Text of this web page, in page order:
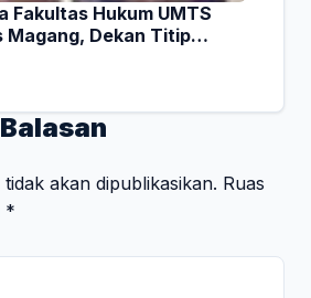
Fakultas Hukum UMTS
Magang, Dekan Titip
akan dipublikasikan. Ruas
*